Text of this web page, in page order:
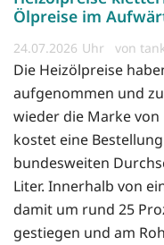
Ölpreise im
24.07.2026 von
Die Heizölpreise
aufgenommen und
wieder die Marke
kostet eine
bundesweiten
Liter. Innerhalb von
damit um rund 25
gestiegen und am